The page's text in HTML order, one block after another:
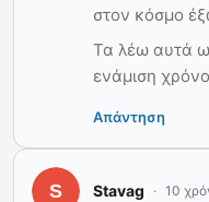
στον κόσμο
Τα λέω αυτά
ενάμιση
Απάντηση
Stavag 10